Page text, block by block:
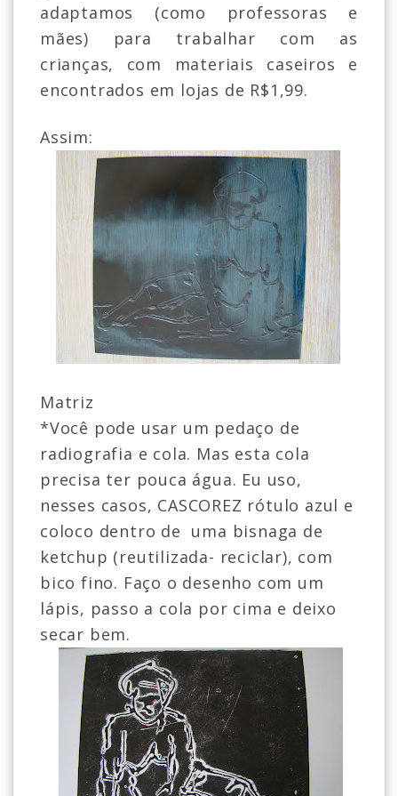
adaptamos (como professoras e
mães) para trabalhar com as
crianças, com materiais caseiros e
encontrados em lojas de R$1,99.
Assim:
Matriz
*Você pode usar um pedaço de
radiografia e cola. Mas esta cola
precisa ter pouca água. Eu uso,
nesses casos, CASCOREZ rótulo azul e
coloco dentro de uma bisnaga de
ketchup (reutilizada- reciclar), com
bico fino. Faço o desenho com um
lápis, passo a cola por cima e deixo
secar bem.